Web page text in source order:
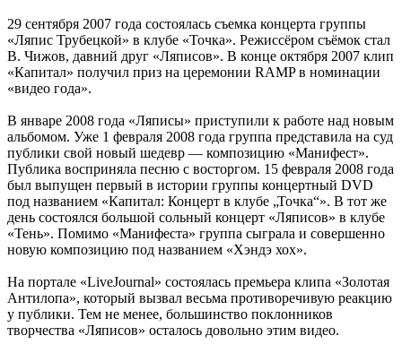
29 сентября 2007 года состоялась съемка концерта группы
«Ляпис Трубецкой» в клубе «Точка». Режиссёром съёмок стал
В. Чижов, давний друг «Ляписов». В конце октября 2007 клип
«Капитал» получил приз на церемонии RAMP в номинации
«видео года».
В январе 2008 года «Ляписы» приступили к работе над новым
альбомом. Уже 1 февраля 2008 года группа представила на суд
публики свой новый шедевр — композицию «Манифест».
Публика восприняла песню с восторгом. 15 февраля 2008 года
был выпущен первый в истории группы концертный DVD
под названием «Капитал: Концерт в клубе „Точка“». В тот же
день состоялся большой сольный концерт «Ляписов» в клубе
«Тень». Помимо «Манифеста» группа сыграла и совершенно
новую композицию под названием «Хэндэ хох».
На портале «LiveJournal» состоялась премьера клипа «Золотая
Антилопа», который вызвал весьма противоречивую реакцию
у публики. Тем не менее, большинство поклонников
творчества «Ляписов» осталось довольно этим видео.